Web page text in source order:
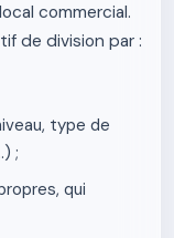
commercial.
de division par :
type de
;
qui